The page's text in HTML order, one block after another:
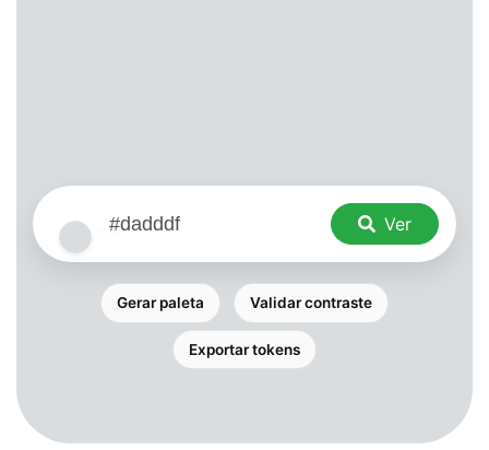
Ver
Gerar paleta Validar contraste
Exportar tokens